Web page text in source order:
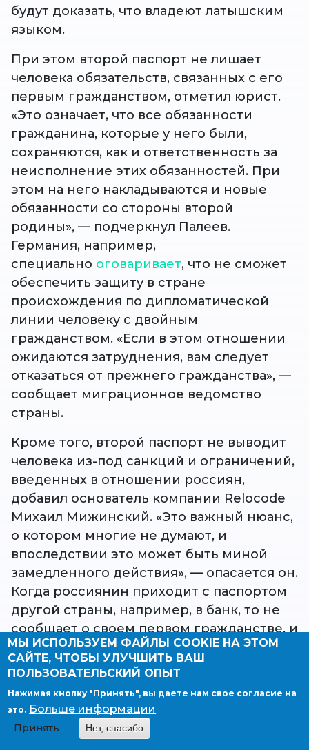
будут доказать, что владеют латышским
языком.
При этом второй паспорт не лишает
человека обязательств, связанных с его
первым гражданством, отметил юрист.
«Это означает, что все обязанности
гражданина, которые у него были,
сохраняются, как и ответственность за
неисполнение этих обязанностей. При
этом на него накладываются и новые
обязанности со стороны второй
родины», — подчеркнул Палеев.
Германия, например,
специально оговаривает, что не сможет
обеспечить защиту в стране
происхождения по дипломатической
линии человеку с двойным
гражданством. «Если в этом отношении
ожидаются затруднения, вам следует
отказаться от прежнего гражданства», —
сообщает миграционное ведомство
страны.
Кроме того, второй паспорт не выводит
человека из-под санкций и ограничений,
введенных в отношении россиян,
добавил основатель компании Relocode
Михаил Мижинский. «Это важный нюанс,
о котором многие не думают, и
впоследствии это может быть миной
замедленного действия», — опасается он.
Когда россиянин приходит с паспортом
другой страны, например, в банк, то не
сообщает о своем первом гражданстве, и
финансовые организации это устраивает,
однако если позже выяснится, что у
то могут возникнуть проблемы, считает
Мижинский.
МЫ ИСПОЛЬЗУЕМ ФАЙЛЫ COOKIE НА ЭТОМ
САЙТЕ, ЧТОБЫ УЛУЧШИТЬ ВАШ
ПОЛЬЗОВАТЕЛЬСКИЙ ОПЫТ
Нажимая кнопку "Принять", вы даете нам свое согласие на
это. Больше информации
Принять Нет, спасибо